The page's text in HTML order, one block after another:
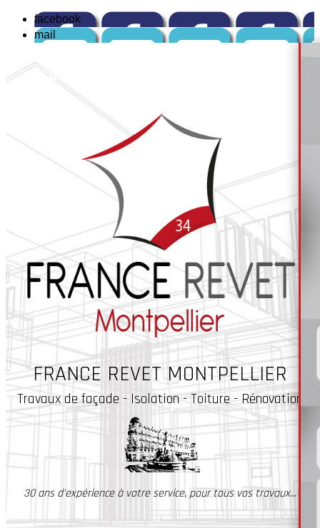
facebook
mail
☏ 04 84 14 04 42
FRANCE REVET MONTPELLIER
Travaux de façade - Isolation - Toiture - Rénovation
30 ans d'expérience à votre service, pour tous vos travaux...